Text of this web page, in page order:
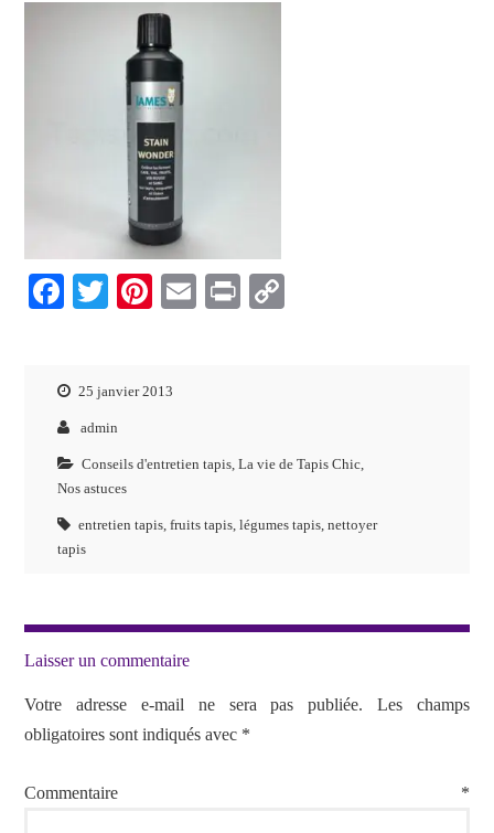
F
oo
k
T
er
Pi
es
E
P
n
25 janvier 2013
admin
Conseils d'entretien tapis ,La vie de Tapis Chic
Nos astuces
entretien tapis ,fruits tapis ,légumes tapis ,nettoyer
tapis
Laisser un commentaire
Votre adresse e-mail ne sera pas publiée.
Les champs
obligatoires sont indiqués avec *
Commentaire *